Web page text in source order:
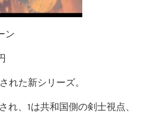
ン
れた新シリーズ。
れ、1は共和国側の剣士視点、